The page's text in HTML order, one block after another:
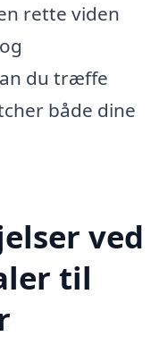
rette viden
du træffe
både dine
ved
til